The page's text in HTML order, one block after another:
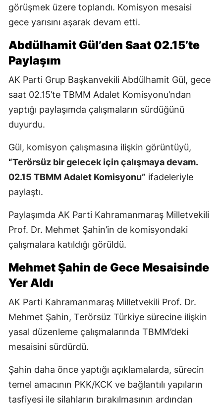
görüşmek üzere toplandı. Komisyon mesaisi
gece yarısını aşarak devam etti.
Abdülhamit Gül’den Saat 02.15’te
Paylaşım
AK Parti Grup Başkanvekili Abdülhamit Gül, gece
saat 02.15’te TBMM Adalet Komisyonu’ndan
yaptığı paylaşımda çalışmaların sürdüğünü
duyurdu.
Gül, komisyon çalışmasına ilişkin görüntüyü,
“Terörsüz bir gelecek için çalışmaya devam.
02.15 TBMM Adalet Komisyonu” ifadeleriyle
paylaştı.
Paylaşımda AK Parti Kahramanmaraş Milletvekili
Prof. Dr. Mehmet Şahin’in de komisyondaki
çalışmalara katıldığı görüldü.
Mehmet Şahin de Gece Mesaisinde
Yer Aldı
AK Parti Kahramanmaraş Milletvekili Prof. Dr.
Mehmet Şahin, Terörsüz Türkiye sürecine ilişkin
yasal düzenleme çalışmalarında TBMM’deki
mesaisini sürdürdü.
Şahin daha önce yaptığı açıklamalarda, sürecin
temel amacının PKK/KCK ve bağlantılı yapıların
tasfiyesi ile silahların bırakılmasının ardından